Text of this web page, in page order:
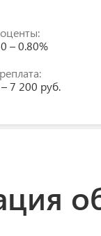
– 0.80%
7 200 руб.